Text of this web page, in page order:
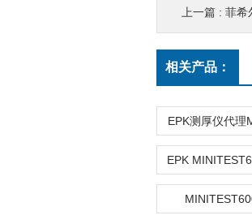
上一篇 : 菲希
相关产品：
EPK测厚仪代理